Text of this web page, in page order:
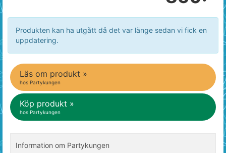
Produkten kan ha utgått då det var länge sedan vi fick en
uppdatering.
Läs om produkt »
hos Partykungen
Köp produkt »
hos Partykungen
Information om Partykungen